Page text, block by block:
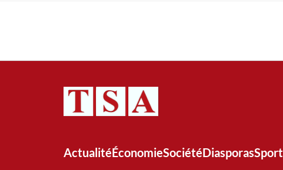
ActualitéÉconomieSociétéDiasporasSport